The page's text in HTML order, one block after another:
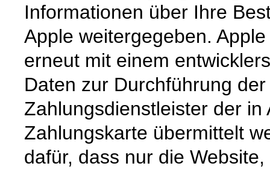
Informationen über Ihre
Apple weitergegeben.
erneut mit einem
Daten zur Durchführung
Zahlungsdienstleister der
Zahlungskarte übermittelt
dafür, dass nur die